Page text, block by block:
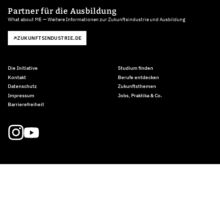
Partner für die Ausbildung
What about ME — Weitere Informationen zur Zukunftsindustrie und Ausbildung
ZUKUNFTSINDUSTRIE.DE
Die Initiative
Kontakt
Datenschutz
Impressum
Barrierefreiheit
Studium finden
Berufe entdecken
Zukunftsthemen
Jobs, Praktika & Co.